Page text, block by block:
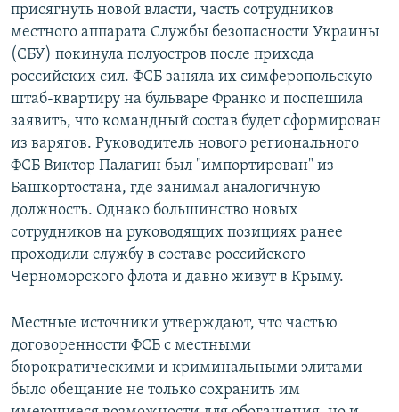
присягнуть новой власти, часть сотрудников
местного аппарата Службы безопасности Украины
(СБУ) покинула полуостров после прихода
российских сил. ФСБ заняла их симферопольскую
штаб-квартиру на бульваре Франко и поспешила
заявить, что командный состав будет сформирован
из варягов. Руководитель нового регионального
ФСБ Виктор Палагин был "импортирован" из
Башкортостана, где занимал аналогичную
должность. Однако большинство новых
сотрудников на руководящих позициях ранее
проходили службу в составе российского
Черноморского флота и давно живут в Крыму.
Местные источники утверждают, что частью
договоренности ФСБ с местными
бюрократическими и криминальными элитами
было обещание не только сохранить им